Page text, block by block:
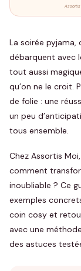
Assortis
La soirée pyjama,
débarquent avec
tout aussi
qu’on ne le croit.
de folie : une
un peu
tous ensemble.
Chez Assortis
comment
inoubliable ? Ce
exemples
coin cosy et
avec une
des astuces